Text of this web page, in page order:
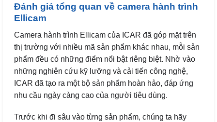
Đánh giá tổng quan về camera hành trình
Ellicam
Camera hành trình Ellicam của ICAR đã góp mặt trên
thị trường với nhiều mã sản phẩm khác nhau, mỗi sản
phẩm đều có những điểm nổi bật riêng biệt. Nhờ vào
những nghiên cứu kỹ lưỡng và cải tiến công nghệ,
ICAR đã tạo ra một bộ sản phẩm hoàn hảo, đáp ứng
nhu cầu ngày càng cao của người tiêu dùng.
Trước khi đi sâu vào từng sản phẩm, chúng ta hãy